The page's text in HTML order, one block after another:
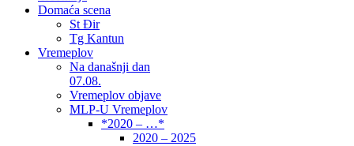
Domaća scena
St Đir
Tg Kantun
Vremeplov
Na današnji dan
07.08.
Vremeplov objave
MLP-U Vremeplov
*2020 – …*
2020 – 2025